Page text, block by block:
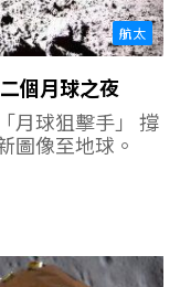
航太
個月球之夜
月球狙擊手」 撐
圖像至地球。